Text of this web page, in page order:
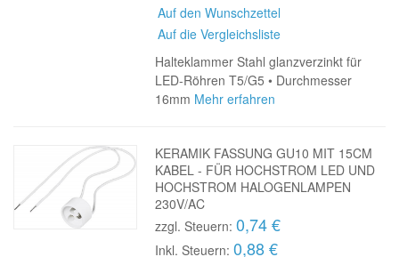
Auf den Wunschzettel
Auf die Vergleichsliste
Halteklammer Stahl glanzverzinkt für
LED-Röhren T5/G5 • Durchmesser
16mm Mehr erfahren
KERAMIK FASSUNG GU10 MIT 15CM
KABEL - FÜR HOCHSTROM LED UND
HOCHSTROM HALOGENLAMPEN
230V/AC
zzgl. Steuern: 0,74 €
Inkl. Steuern: 0,88 €